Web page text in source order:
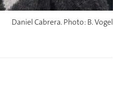
Daniel Cabrera. Photo: B. Vogel